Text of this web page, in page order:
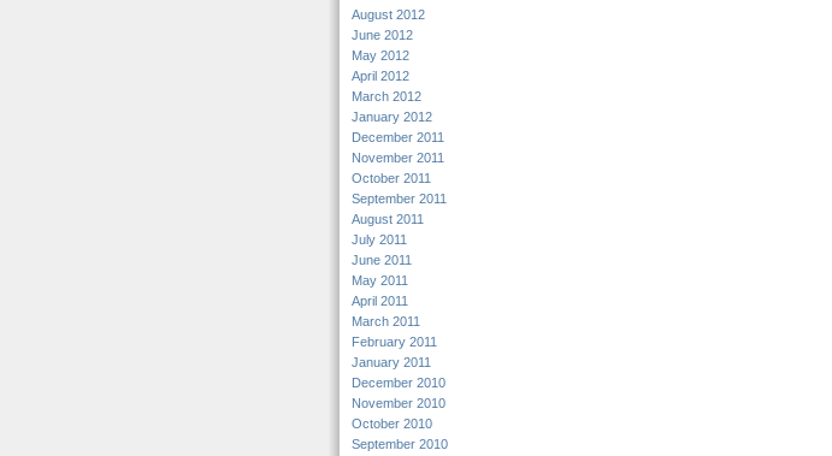
August 2012
June 2012
May 2012
April 2012
March 2012
January 2012
December 2011
November 2011
October 2011
September 2011
August 2011
July 2011
June 2011
May 2011
April 2011
March 2011
February 2011
January 2011
December 2010
November 2010
October 2010
September 2010